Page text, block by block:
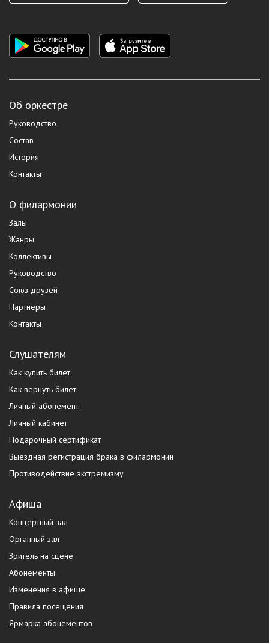
Об оркестре
Руководство
Состав
История
Контакты
О филармонии
Залы
Жанры
Коллективы
Руководство
Союз друзей
Партнеры
Контакты
Слушателям
Как купить билет
Как вернуть билет
Личный абонемент
Личный кабинет
Подарочный сертификат
Выездная регистрация брака в филармонии
Противодействие экстремизму
Афиша
Концертный зал
Органный зал
Зритель на сцене
Абонементы
Изменения в афише
Правила посещения
Ярмарка абонементов